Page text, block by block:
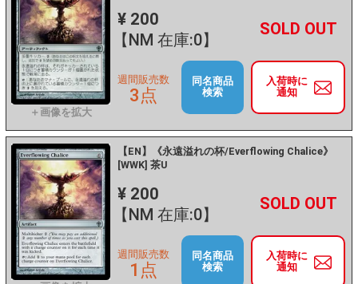
¥ 200
【NM 在庫:0】
－ +
入荷時に
通知
週間販売数
3点
同名商品
検索
【EN】《永遠溢れの杯/Everflowing Chalice》
[WWK] 茶U
¥ 200
【NM 在庫:0】
－ +
入荷時に
通知
週間販売数
1点
同名商品
検索